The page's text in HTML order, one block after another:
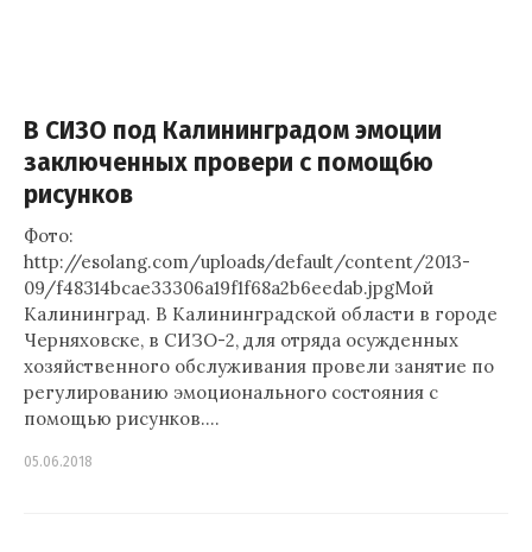
В СИЗО под Калининградом эмоции
заключенных провери с помощбю
рисунков
Фото:
http://esolang.com/uploads/default/content/2013-
09/f48314bcae33306a19f1f68a2b6eedab.jpgМой
Калининград. В Калининградской области в городе
Черняховске, в СИЗО-2, для отряда осужденных
хозяйственного обслуживания провели занятие по
регулированию эмоционального состояния с
помощью рисунков.…
05.06.2018